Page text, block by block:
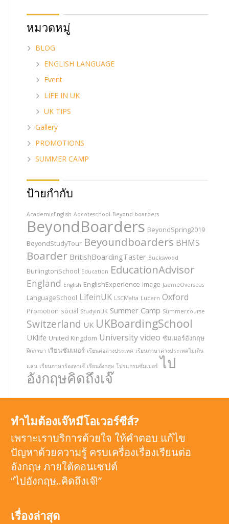
หมวดหมู่
BLOG
ENGLISH LANGUAGE
Event
LIFE IN UK
UK TIPS
Gallery
PROMOTIONS
SUMMER CAMP
ป้ายกำกับ
AcademicEnglish Adcoteschool Beyond-boarders
BeyondBoarders BeyondSpring2019
BeyondStudyTour Beyoundboarders BHMS
Boarder BritishBoardingTaster Buckswood
BurlingtonSchool Education EducationAdvisor
England English EnglishExperience image JaemeOverseas
LanguageSchool LifeinUK LSCMalta Lucern Oxford
Promotion social StudyinUK Summer Camp Summercourse
Switzerland UK UKBoardingSchool
UKlife United Kingdom Universityvideo ซัมเมอร์อังกฤษ
ฝึกภาษา เรียนซัมเมอร์ เรียนต่อต่างประเทศ เรียนภาษาต่างประเทศไม่เกิน
แสน เรียนภาษาร้องหาเจ๊ เรียนอังกฤษ โปรแกรมซัมเมอร์ ไป
อังกฤษคิดถึงเจ๊
ทำไมต้องเจ๊หมีโอเวอร์ซีส์?
เพราะเราบริการด้วยใจ ให้คำตอบ แก้ไข
ปัญหาด้วยความรู้ ครบเครื่องเรื่องเรียนต่อ
อังกฤษ ภายใต้คอนเซปต์
“ไปอังกฤษ..คิดถึงเจ๊!”
เรื่องล่าสุด